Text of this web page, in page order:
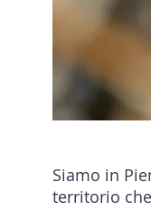
Siamo in
territorio